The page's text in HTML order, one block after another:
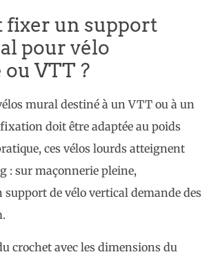
fixer un support
pour vélo
VTT ?
mural destiné à un VTT ou à un
doit être adaptée au poids
ces vélos lourds atteignent
: sur maçonnerie pleine,
support de vélo vertical demande des
crochet avec les dimensions du